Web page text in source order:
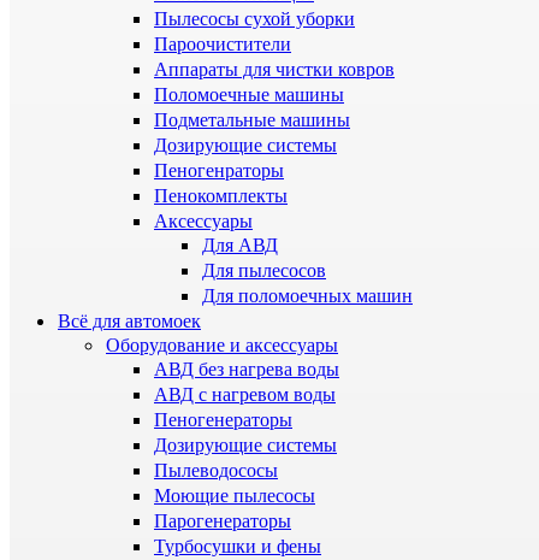
Пылесосы сухой уборки
Пароочистители
Аппараты для чистки ковров
Поломоечные машины
Подметальные машины
Дозирующие системы
Пеногенраторы
Пенокомплекты
Аксессуары
Для АВД
Для пылесосов
Для поломоечных машин
Всё для автомоек
Оборудование и аксессуары
АВД без нагрева воды
АВД с нагревом воды
Пеногенераторы
Дозирующие системы
Пылеводососы
Моющие пылесосы
Парогенераторы
Турбосушки и фены